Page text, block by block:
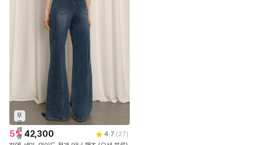
무
료
배
송
5% 42,300 4.7 (27 )